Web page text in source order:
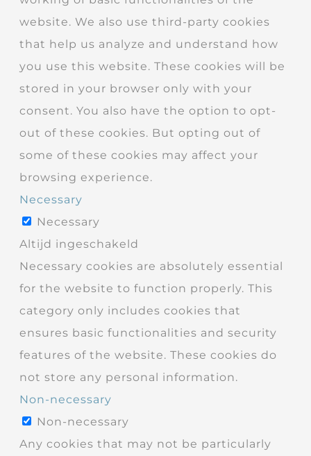
website. We also use third-party cookies
that help us analyze and understand how
you use this website. These cookies will be
stored in your browser only with your
consent. You also have the option to opt-
out of these cookies. But opting out of
some of these cookies may affect your
browsing experience.
Necessary
Necessary
Altijd ingeschakeld
Necessary cookies are absolutely essential
for the website to function properly. This
category only includes cookies that
ensures basic functionalities and security
features of the website. These cookies do
not store any personal information.
Non-necessary
Non-necessary
Any cookies that may not be particularly